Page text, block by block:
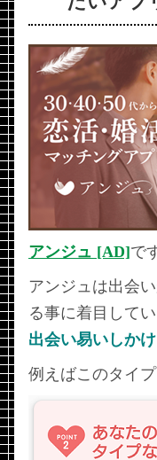
アンジュ [AD]で
アンジュは出会
る事に着目して
出会い易いしかけ
例えばこのタイプ